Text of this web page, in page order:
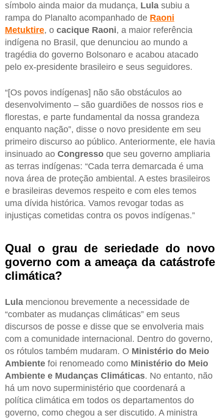
símbolo ainda maior da mudança, Lula subiu a
rampa do Planalto acompanhado de Raoni
Metuktire, o cacique Raoni, a maior referência
indígena no Brasil, que denunciou ao mundo a
tragédia do governo Bolsonaro e acabou atacado
pelo ex-presidente brasileiro e seus seguidores.
“[Os povos indígenas] não são obstáculos ao
desenvolvimento – são guardiões de nossos rios e
florestas, e parte fundamental da nossa grandeza
enquanto nação”, disse o novo presidente em seu
primeiro discurso ao público. Anteriormente, ele havia
insinuado ao Congresso que seu governo ampliaria
as terras indígenas: “Cada terra demarcada é uma
nova área de proteção ambiental. A estes brasileiros
e brasileiras devemos respeito e com eles temos
uma dívida histórica. Vamos revogar todas as
injustiças cometidas contra os povos indígenas.”
Qual o grau de seriedade do novo
governo com a ameaça da catástrofe
climática?
Lula mencionou brevemente a necessidade de
“combater as mudanças climáticas” em seus
discursos de posse e disse que se envolveria mais
com a comunidade internacional. Dentro do governo,
os rótulos também mudaram. O Ministério do Meio
Ambiente foi renomeado como Ministério do Meio
Ambiente e Mudanças Climáticas. No entanto, não
há um novo superministério que coordenará a
política climática em todos os departamentos do
governo, como chegou a ser discutido. A ministra